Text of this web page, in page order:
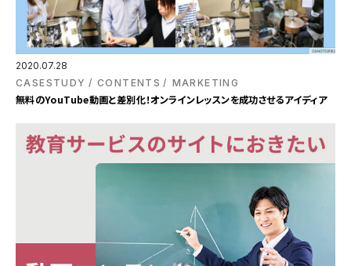
2020.07.28
CASESTUDY
CONTENTS MARKETING
無料のYouTube動画と差別化！オンラインレッスンを成功させるアイディア